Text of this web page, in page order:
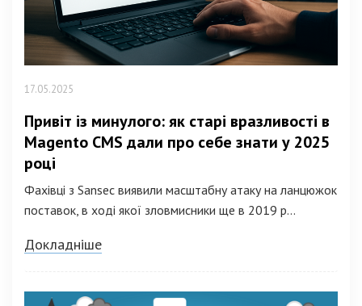
17.05.2025
Привіт із минулого: як старі вразливості в
Magento CMS дали про себе знати у 2025
році
Фахівці з Sansec виявили масштабну атаку на ланцюжок
поставок, в ході якої зловмисники ще в 2019 р...
Докладніше